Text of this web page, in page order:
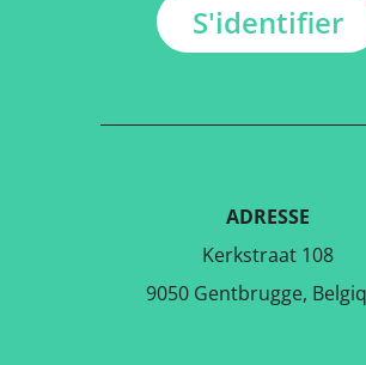
S'identifier
ADRESSE
Kerkstraat 108
9050 Gentbrugge,